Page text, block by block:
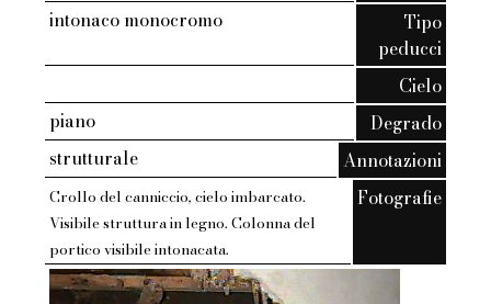
intonaco monocromo
Tipo
peducci
Cielo
piano
Degrado
strutturale
Annotazioni
Crollo del canniccio, cielo imbarcato.
Visibile struttura in legno. Colonna del
portico visibile intonacata.
Fotografie